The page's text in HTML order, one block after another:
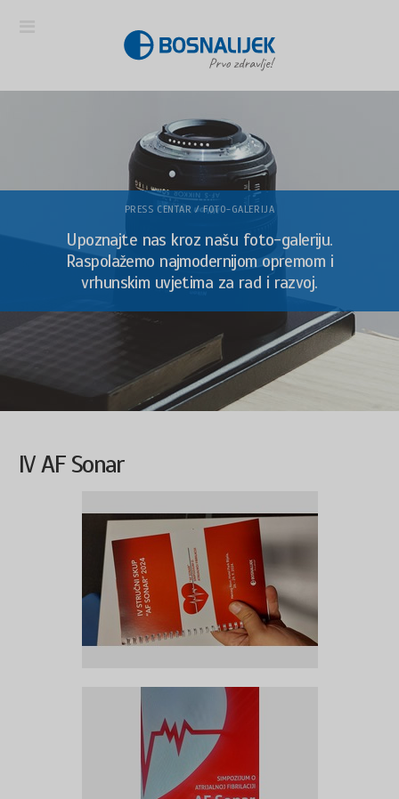
PRESS CENTAR / FOTO-GALERIJA
Upoznajte nas kroz našu foto-galeriju.
Raspolažemo najmodernijom opremom i
vrhunskim uvjetima za rad i razvoj.
IV AF Sonar